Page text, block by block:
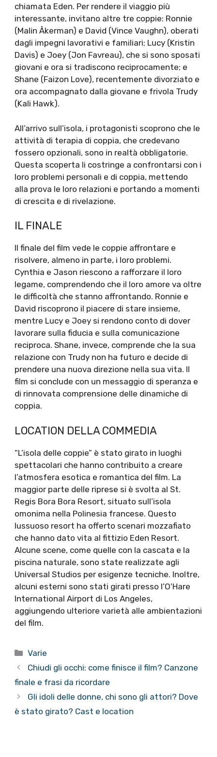
chiamata Eden. Per rendere il viaggio più
interessante, invitano altre tre coppie: Ronnie
(Malin Åkerman) e David (Vince Vaughn), oberati
dagli impegni lavorativi e familiari; Lucy (Kristin
Davis) e Joey (Jon Favreau), che si sono sposati
giovani e ora si tradiscono reciprocamente; e
Shane (Faizon Love), recentemente divorziato e
ora accompagnato dalla giovane e frivola Trudy
(Kali Hawk).
All’arrivo sull’isola, i protagonisti scoprono che le
attività di terapia di coppia, che credevano
fossero opzionali, sono in realtà obbligatorie.
Questa scoperta li costringe a confrontarsi con i
loro problemi personali e di coppia, mettendo
alla prova le loro relazioni e portando a momenti
di crescita e di rivelazione.
IL FINALE
Il finale del film vede le coppie affrontare e
risolvere, almeno in parte, i loro problemi.
Cynthia e Jason riescono a rafforzare il loro
legame, comprendendo che il loro amore va oltre
le difficoltà che stanno affrontando. Ronnie e
David riscoprono il piacere di stare insieme,
mentre Lucy e Joey si rendono conto di dover
lavorare sulla fiducia e sulla comunicazione
reciproca. Shane, invece, comprende che la sua
relazione con Trudy non ha futuro e decide di
prendere una nuova direzione nella sua vita. Il
film si conclude con un messaggio di speranza e
di rinnovata comprensione delle dinamiche di
coppia.
LOCATION DELLA COMMEDIA
“L’isola delle coppie” è stato girato in luoghi
spettacolari che hanno contribuito a creare
l’atmosfera esotica e romantica del film. La
maggior parte delle riprese si è svolta al St.
Regis Bora Bora Resort, situato sull’isola
omonima nella Polinesia francese. Questo
lussuoso resort ha offerto scenari mozzafiato
che hanno dato vita al fittizio Eden Resort.
Alcune scene, come quelle con la cascata e la
piscina naturale, sono state realizzate agli
Universal Studios per esigenze tecniche. Inoltre,
alcuni esterni sono stati girati presso l’O’Hare
International Airport di Los Angeles,
aggiungendo ulteriore varietà alle ambientazioni
del film.
Categorie
Varie
Chiudi gli occhi: come finisce il film? Canzone
finale e frasi da ricordare
Gli idoli delle donne, chi sono gli attori? Dove
è stato girato? Cast e location